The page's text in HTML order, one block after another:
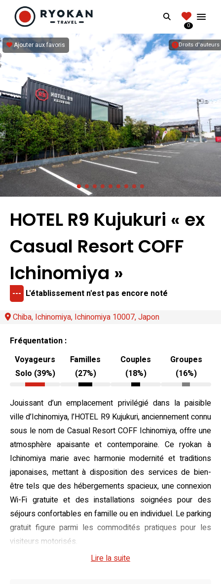
RYOKANTRAVEL
Vivez l'expérience authentique d'un Ryokan
Search
0
Droits d'auteurs
Ajouter aux favoris
HOTEL R9 Kujukuri « ex
Casual Resort COFF
Ichinomiya »
--- L'établissement n'est pas encore noté
Chiba, Ichinomiya, Ichinomiya 10007, Japon
Fréquentation :
Voyageurs
Solo (39%)
Familles
(27%)
Couples
(18%)
Groupes
(16%)
Jouissant d’un emplacement privilégié dans la paisible
ville d’Ichinomiya, l’HOTEL R9 Kujukuri, anciennement connu
sous le nom de Casual Resort COFF Ichinomiya, offre une
atmosphère apaisante et contemporaine. Ce ryokan à
Ichinomiya marie avec harmonie modernité et traditions
japonaises, mettant à disposition des services de bien-
être tels que des hébergements spacieux, une connexion
Wi-Fi gratuite et des installations soignées pour des
séjours confortables en famille ou en individuel. Le parking
gratuit figure parmi les commodités pratiques pour les
visiteurs motorisés.
Toutes les chambres reflètent une élégance sobre, avec
Lire la suite